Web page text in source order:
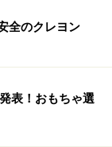
全のクレヨン
表！おもちゃ選